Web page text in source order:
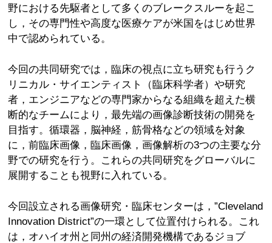
野における先駆者として多くのブレークスルーを起こ
し，その専門性や高度な医療ケアが米国をはじめ世界
中で認められている。
今回の共同研究では，臨床の視点に立ち研究も行うク
リニカル・サイエンティスト（臨床科学者）や研究
者，エンジニアなどの専門家からなる組織を超えた横
断的なチームにより，最先端の画像診断技術の開発を
目指す。循環器，脳神経，筋骨格などの領域を対象
に，前臨床画像，臨床画像，画像解析の3つの主要な分
野での研究を行う。これらの共同研究をグローバルに
展開することも視野に入れている。
今回設立される画像研究・臨床センターは，”Cleveland
Innovation District”の一環として位置付けられる。これ
は，オハイオ州と同州の経済開発機構であるジョブ